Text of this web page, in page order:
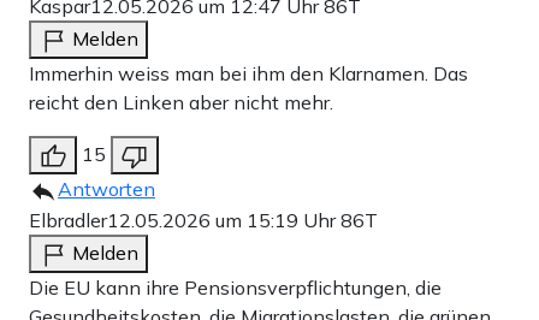
Kaspar12.05.2026 um 12:47 Uhr86T
Melden
Immerhin weiss man bei ihm den Klarnamen. Das
reicht den Linken aber nicht mehr.
15
Antworten
Elbradler12.05.2026 um 15:19 Uhr86T
Melden
Die EU kann ihre Pensionsverpflichtungen, die